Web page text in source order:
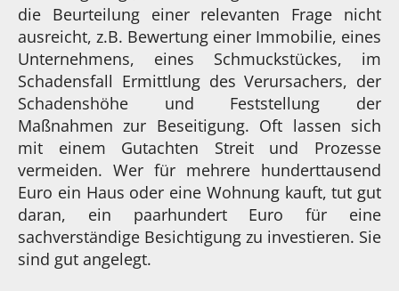
die Beurteilung einer relevanten Frage nicht
ausreicht, z.B. Bewertung einer Immobilie, eines
Unternehmens, eines Schmuckstückes, im
Schadensfall Ermittlung des Verursachers, der
Schadenshöhe und Feststellung der
Maßnahmen zur Beseitigung. Oft lassen sich
mit einem Gutachten Streit und Prozesse
vermeiden. Wer für mehrere hunderttausend
Euro ein Haus oder eine Wohnung kauft, tut gut
daran, ein paarhundert Euro für eine
sachverständige Besichtigung zu investieren. Sie
sind gut angelegt.